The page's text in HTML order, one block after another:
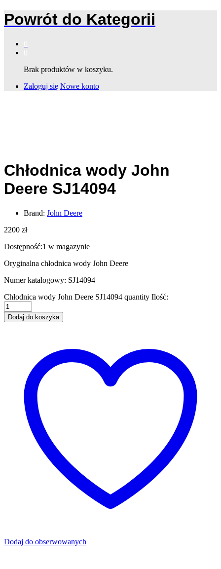
Powrót do Kategorii
Brak produktów w koszyku.
Zaloguj się Nowe konto
Chłodnica wody John
Deere SJ14094
Brand: John Deere
2200 zł
Dostępność:1 w magazynie
Oryginalna chłodnica wody John Deere
Numer katalogowy: SJ14094
Chłodnica wody John Deere SJ14094 quantity Ilość:
Dodaj do koszyka
Dodaj do obserwowanych